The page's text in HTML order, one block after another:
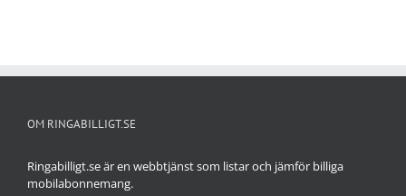
OM RINGABILLIGT.SE
Ringabilligt.se är en webbtjänst som listar och jämför billiga
mobilabonnemang.